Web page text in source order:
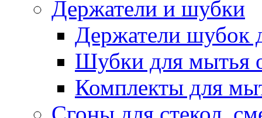
Держатели и шубки
Держатели шубок
Шубки для мытья
Комплекты для